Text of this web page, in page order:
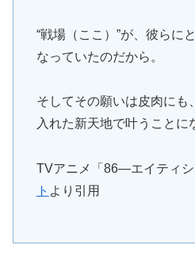
“戦場（ここ）”が、彼らに
なっていたのだから。
そしてその願いは皮肉にも
入れた新天地で叶うことに
TVアニメ「86―エイティシ
ト より引用